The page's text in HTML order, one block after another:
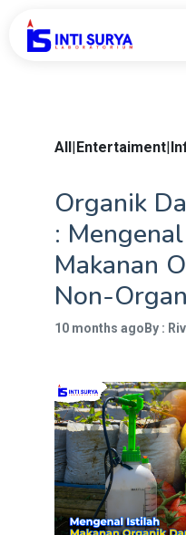
All|Entertaiment|
Organik
:
Makanan
Non-
10 months ago By :